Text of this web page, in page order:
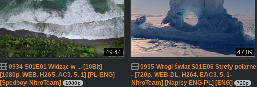
49:44
0934 S01E01 Widząc w ... [10Bit]
[1080p. WEB. H265. AC3. 5. 1] [PL-ENG]
[Spedboy-NitroTeam]
1080p
47:09
0935 Wrogi świat S01E06 Strefy polarne
- [720p. WEB-DL. H264. EAC3. 5. 1-
NitroTeam] [Napisy ENG-PL] [ENG]
720p